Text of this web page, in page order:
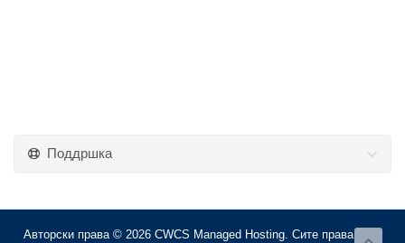
Поддршка
Авторски права © 2026 CWCS Managed Hosting. Сите права